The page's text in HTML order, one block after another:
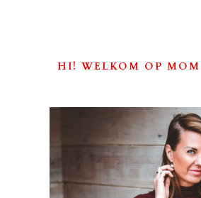
HI! WELKOM OP